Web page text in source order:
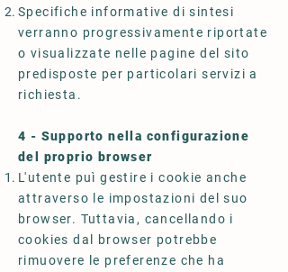
Specifiche informative di sintesi
verranno progressivamente riportate
o visualizzate nelle pagine del sito
predisposte per particolari servizi a
richiesta.
4 - Supporto nella configurazione
del proprio browser
L'utente puì gestire i cookie anche
attraverso le impostazioni del suo
browser. Tuttavia, cancellando i
cookies dal browser potrebbe
rimuovere le preferenze che ha